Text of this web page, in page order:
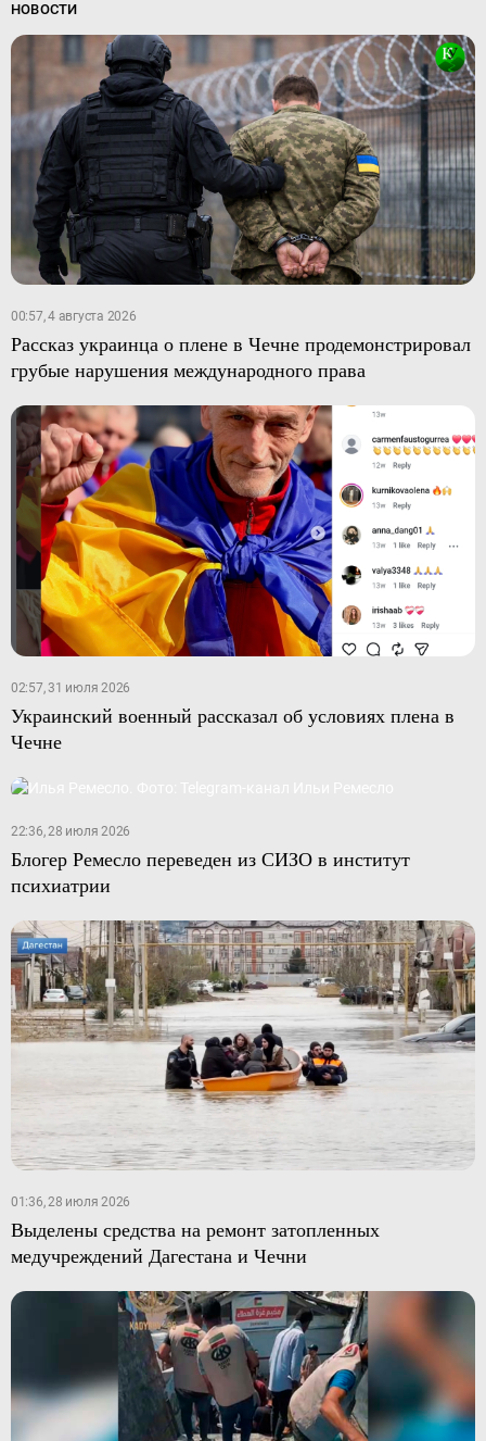
НОВОСТИ
00:57, 4 августа 2026
Рассказ украинца о плене в Чечне продемонстрировал
грубые нарушения международного права
02:57, 31 июля 2026
Украинский военный рассказал об условиях плена в
Чечне
22:36, 28 июля 2026
Блогер Ремесло переведен из СИЗО в институт
психиатрии
01:36, 28 июля 2026
Выделены средства на ремонт затопленных
медучреждений Дагестана и Чечни